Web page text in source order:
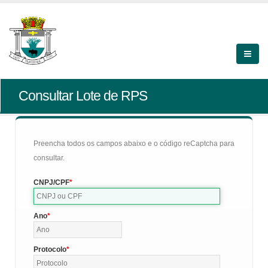
Consultar Lote de RPS
Preencha todos os campos abaixo e o código reCaptcha para
consultar.
CNPJ/CPF
Ano
Protocolo